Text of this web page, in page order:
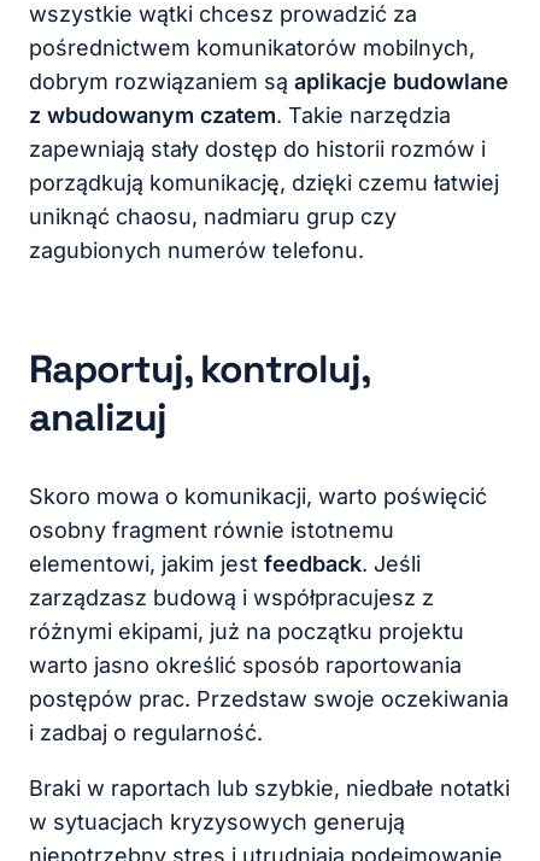
wszystkie wątki chcesz prowadzić za
pośrednictwem komunikatorów mobilnych,
dobrym rozwiązaniem są aplikacje budowlane
z wbudowanym czatem. Takie narzędzia
zapewniają stały dostęp do historii rozmów i
porządkują komunikację, dzięki czemu łatwiej
uniknąć chaosu, nadmiaru grup czy
zagubionych numerów telefonu.
Raportuj, kontroluj,
analizuj
Skoro mowa o komunikacji, warto poświęcić
osobny fragment równie istotnemu
elementowi, jakim jest feedback. Jeśli
zarządzasz budową i współpracujesz z
różnymi ekipami, już na początku projektu
warto jasno określić sposób raportowania
postępów prac. Przedstaw swoje oczekiwania
i zadbaj o regularność.
Braki w raportach lub szybkie, niedbałe notatki
w sytuacjach kryzysowych generują
niepotrzebny stres i utrudniają podejmowanie